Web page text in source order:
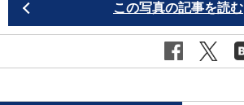
この写真の記事を読む